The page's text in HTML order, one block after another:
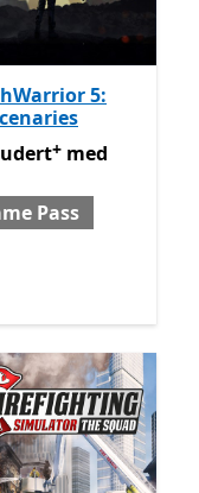
5:
med Game Pass
+ med
Pass